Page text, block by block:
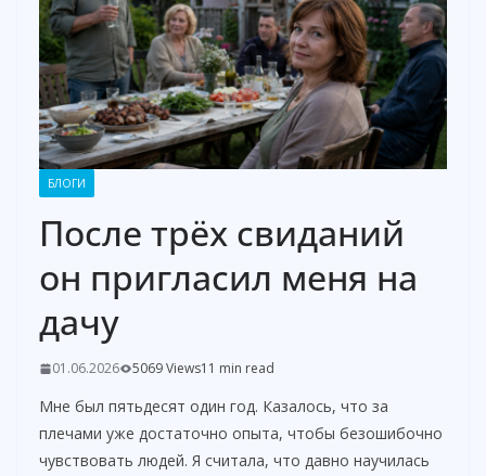
БЛОГИ
После трёх свиданий
он пригласил меня на
дачу
01.06.2026 5069 Views11 min read
Мне был пятьдесят один год. Казалось, что за
плечами уже достаточно опыта, чтобы безошибочно
чувствовать людей. Я считала, что давно научилась